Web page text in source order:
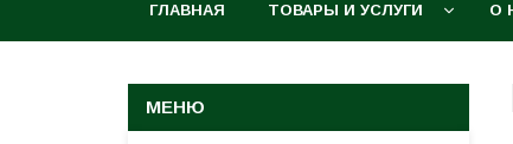
ГЛАВНАЯ ТОВАРЫ И УСЛУГИ О